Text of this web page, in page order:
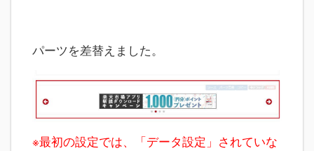
パーツを差替えました。
※最初の設定では、「データ設定」されていな